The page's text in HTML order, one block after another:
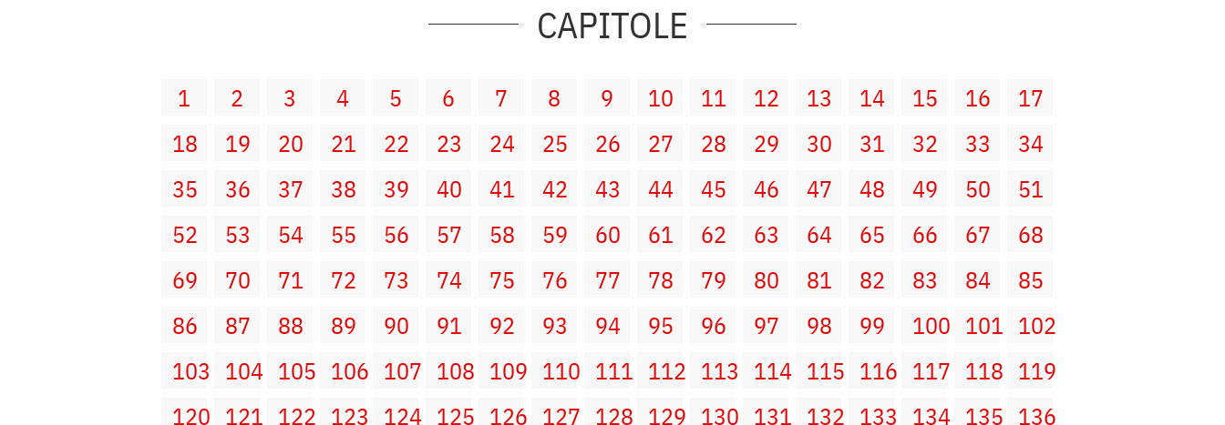
CAPITOLE
1 2 3 4 5 6 7 8 9 10 11 12 13 14 15 16
17
18
19 20 21 22 23 24 25 26 27 28 29 30 31 32 33
34
35
36 37 38 39 40 41 42 43 44 45 46 47 48 49 50
51
52
53 54 55 56 57 58 59 60 61 62 63 64 65 66 67
68
69
70 71 72 73 74 75 76 77 78 79 80 81 82 83 84
85
86
87 88 89 90 91 92 93 94 95 96 97 98 99 100 101 102
103 104 105 106 107 108 109 110 111 112 113 114 115 116 117 118 119
120 121 122 123 124 125 126 127 128 129 130 131 132 133 134 135 136